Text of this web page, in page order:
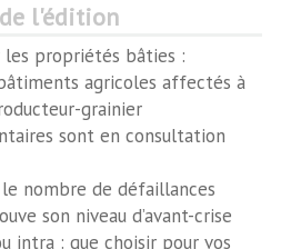
l'édition
les propriétés bâties :
agricoles affectés à
grainier
sont en consultation
nombre de défaillances
son niveau d’avant-crise
intra : que choisir pour vos